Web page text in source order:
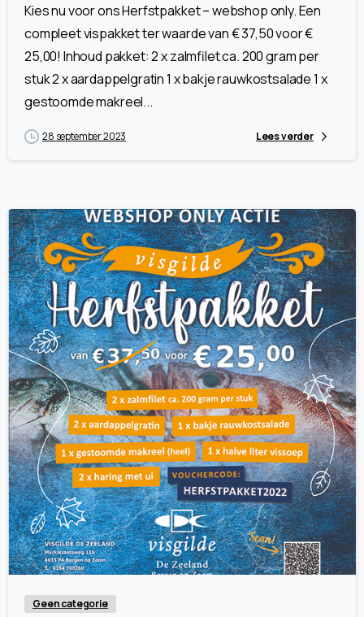
Kies nu voor ons Herfstpakket – webshop only. Een
compleet vispakket ter waarde van € 37,50 voor €
25,00! Inhoud pakket: 2 x zalmfilet ca. 200 gram per
stuk 2 x aardappelgratin 1 x bakje rauwkostsalade 1 x
gestoomde makreel...
28 september 2023 Lees verder
24
Geen categorie